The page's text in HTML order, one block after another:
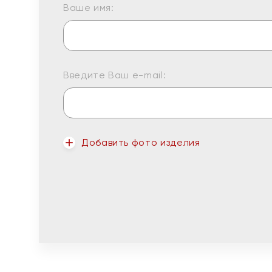
Ваше имя:
Введите Ваш e-mail:
Добавить фото изделия